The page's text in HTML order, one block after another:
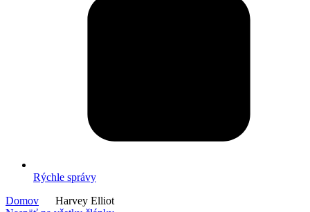
Rýchle správy
Domov
Harvey Elliot